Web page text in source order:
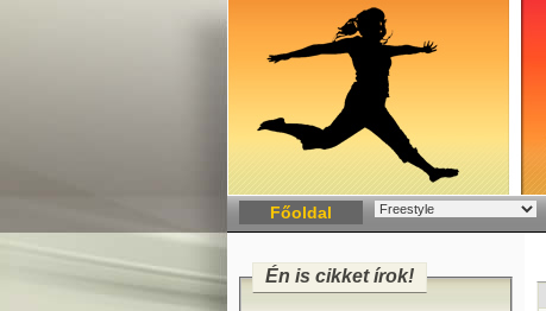
Főoldal
Én is cikket írok!